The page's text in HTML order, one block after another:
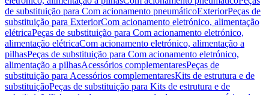
de substituição para Com acionamento pneumáticoExteriorPeças de
substituição para ExteriorCom acionamento eletrónico, alimentação
elétricaPeças de substituição para Com acionamento eletrónico,
alimentação elétricaCom acionamento eletrónico, alimentação a
pilhasPeças de substituição para Com acionamento eletrónico,
alimentação a pilhasAcessórios complementaresPeças de
substituição para Acessórios complementaresKits de estrutura e de
substituiçãoPeças de substituição para Kits de estrutura e de